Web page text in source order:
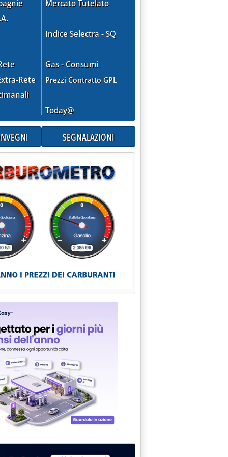
Rete
Mercato Tutelato
Indice Selectra - SQ
Gas - Consumi
Prezzi Contratto GPL
Today@
SEGNALAZIONI